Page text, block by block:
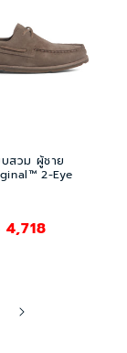
สวม ผู้ชาย
2-Eye
คา
4,718